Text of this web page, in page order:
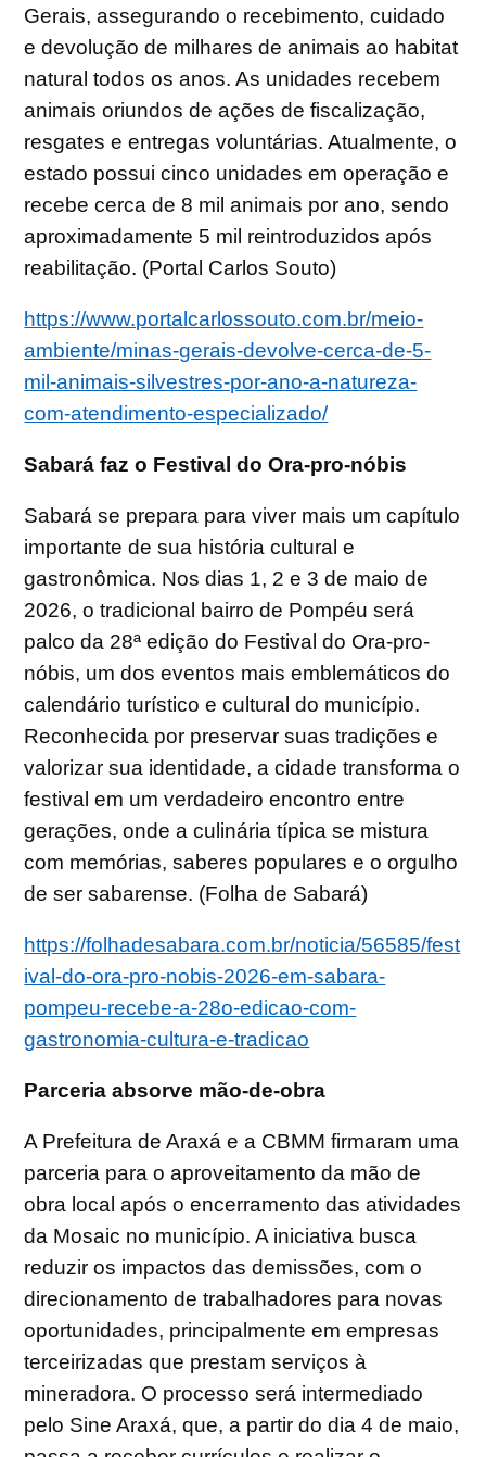
Gerais, assegurando o recebimento, cuidado
e devolução de milhares de animais ao habitat
natural todos os anos. As unidades recebem
animais oriundos de ações de fiscalização,
resgates e entregas voluntárias. Atualmente, o
estado possui cinco unidades em operação e
recebe cerca de 8 mil animais por ano, sendo
aproximadamente 5 mil reintroduzidos após
reabilitação. (Portal Carlos Souto)
https://www.portalcarlossouto.com.br/meio-
ambiente/minas-gerais-devolve-cerca-de-5-
mil-animais-silvestres-por-ano-a-natureza-
com-atendimento-especializado/
Sabará faz o Festival do Ora-pro-nóbis
Sabará se prepara para viver mais um capítulo
importante de sua história cultural e
gastronômica. Nos dias 1, 2 e 3 de maio de
2026, o tradicional bairro de Pompéu será
palco da 28ª edição do Festival do Ora-pro-
nóbis, um dos eventos mais emblemáticos do
calendário turístico e cultural do município.
Reconhecida por preservar suas tradições e
valorizar sua identidade, a cidade transforma o
festival em um verdadeiro encontro entre
gerações, onde a culinária típica se mistura
com memórias, saberes populares e o orgulho
de ser sabarense. (Folha de Sabará)
https://folhadesabara.com.br/noticia/56585/fest
ival-do-ora-pro-nobis-2026-em-sabara-
pompeu-recebe-a-28o-edicao-com-
gastronomia-cultura-e-tradicao
Parceria absorve mão-de-obra
A Prefeitura de Araxá e a CBMM firmaram uma
parceria para o aproveitamento da mão de
obra local após o encerramento das atividades
da Mosaic no município. A iniciativa busca
reduzir os impactos das demissões, com o
direcionamento de trabalhadores para novas
oportunidades, principalmente em empresas
terceirizadas que prestam serviços à
mineradora. O processo será intermediado
pelo Sine Araxá, que, a partir do dia 4 de maio,